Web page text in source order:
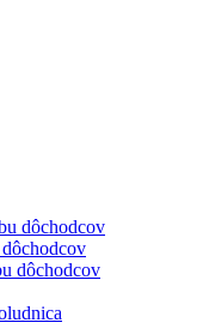
dôchodcov
dôchodcov